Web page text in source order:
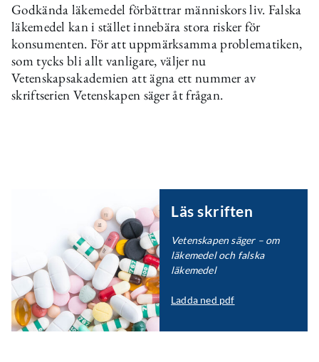
Godkända läkemedel förbättrar människors liv. Falska
läkemedel kan i stället innebära stora risker för
konsumenten. För att uppmärksamma problematiken,
som tycks bli allt vanligare, väljer nu
Vetenskapsakademien att ägna ett nummer av
skriftserien Vetenskapen säger åt frågan.
Läs skriften
Vetenskapen säger – om
läkemedel och falska
läkemedel
Ladda ned pdf